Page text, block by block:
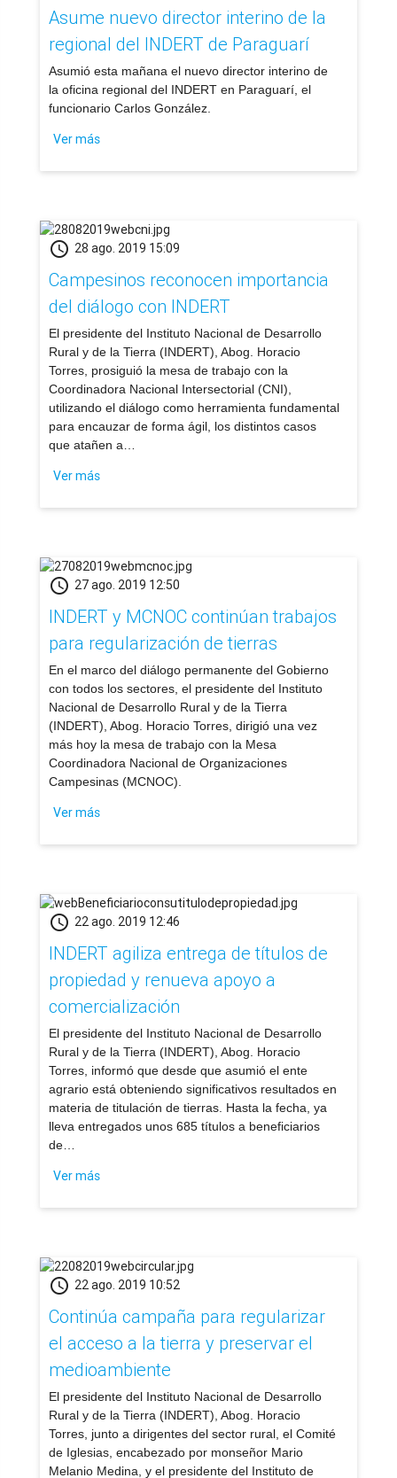
Asume nuevo director interino de la
regional del INDERT de Paraguarí
​Asumió esta mañana el nuevo director interino de
la oficina regional del INDERT en Paraguarí, el
funcionario Carlos González.
Ver más
schedule 28 ago. 2019 15:09
Campesinos reconocen importancia
del diálogo con INDERT
​El presidente del Instituto Nacional de Desarrollo
Rural y de la Tierra (INDERT), Abog. Horacio
Torres, prosiguió la mesa de trabajo con la
Coordinadora Nacional Intersectorial (CNI),
utilizando el diálogo como herramienta fundamental
para encauzar de forma ágil, los distintos casos
que atañen a…
Ver más
schedule 27 ago. 2019 12:50
INDERT y MCNOC continúan trabajos
para regularización de tierras
​En el marco del diálogo permanente del Gobierno
con todos los sectores, el presidente del Instituto
Nacional de Desarrollo Rural y de la Tierra
(INDERT), Abog. Horacio Torres, dirigió una vez
más hoy la mesa de trabajo con la Mesa
Coordinadora Nacional de Organizaciones
Campesinas (MCNOC).
Ver más
schedule 22 ago. 2019 12:46
INDERT agiliza entrega de títulos de
propiedad y renueva apoyo a
comercialización
​El presidente del Instituto Nacional de Desarrollo
Rural y de la Tierra (INDERT), Abog. Horacio
Torres, informó que desde que asumió el ente
agrario está obteniendo significativos resultados en
materia de titulación de tierras. Hasta la fecha, ya
lleva entregados unos 685 títulos a beneficiarios
de…
Ver más
schedule 22 ago. 2019 10:52
Continúa campaña para regularizar
el acceso a la tierra y preservar el
medioambiente
​El presidente del Instituto Nacional de Desarrollo
Rural y de la Tierra (INDERT), Abog. Horacio
Torres, junto a dirigentes del sector rural, el Comité
de Iglesias, encabezado por monseñor Mario
Melanio Medina, y el presidente del Instituto de